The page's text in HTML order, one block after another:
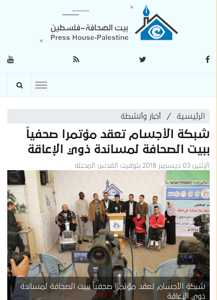
الرئيسية أخبار وأنشطة
شبكة الأجسام تعقد مؤتمرا صحفياً
ببيت الصحافة لمساندة ذوي الإعاقة
الإثنين 03 ديسمبر 2018 بتوقيت القدس المحتلة
شبكة الأجسام تعقد مؤتمرا صحفياً ببيت الصحافة لمساندة
ذوي الإعاقة